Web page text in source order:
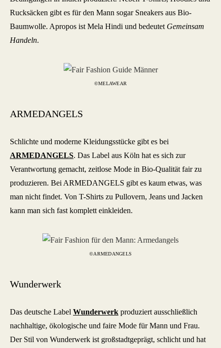
Rucksäcken gibt es für den Mann sogar Sneakers aus Bio-
Baumwolle. Apropos ist Mela Hindi und bedeutet Gemeinsam
Handeln.
©MELAWEAR
ARMEDANGELS
Schlichte und moderne Kleidungsstücke gibt es bei
ARMEDANGELS. Das Label aus Köln hat es sich zur
Verantwortung gemacht, zeitlose Mode in Bio-Qualität fair zu
produzieren. Bei ARMEDANGELS gibt es kaum etwas, was
man nicht findet. Von T-Shirts zu Pullovern, Jeans und Jacken
kann man sich fast komplett einkleiden.
©ARMEDANGELS
Wunderwerk
Das deutsche Label Wunderwerk produziert ausschließlich
nachhaltige, ökologische und faire Mode für Mann und Frau.
Der Stil von Wunderwerk ist großstadtgeprägt, schlicht und hat